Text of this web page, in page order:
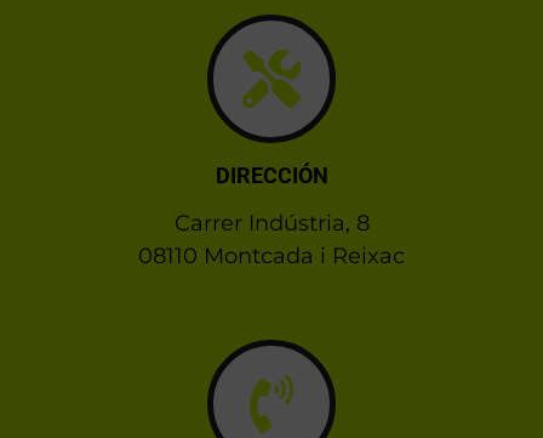
DIRECCIÓN
Carrer Indústria, 8
08110 Montcada i Reixac